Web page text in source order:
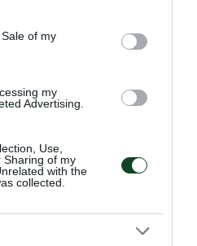
purposes in below Google
of my
my
Advertising.
Use,
Sharing of my
with the
collected.
γυναικών